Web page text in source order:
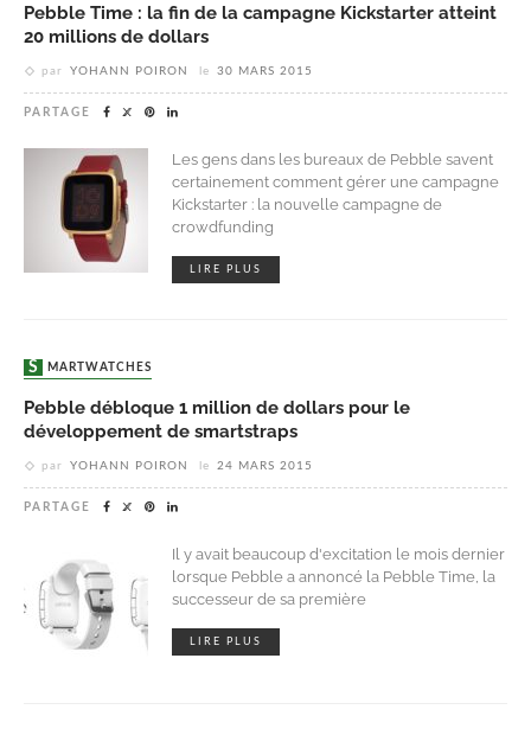
Pebble Time : la fin de la campagne Kickstarter atteint
20 millions de dollars
par YOHANN POIRON le 30 MARS 2015
PARTAGE
Les gens dans les bureaux de Pebble savent
certainement comment gérer une campagne
Kickstarter : la nouvelle campagne de
crowdfunding
LIRE PLUS
SMARTWATCHES
Pebble débloque 1 million de dollars pour le
développement de smartstraps
par YOHANN POIRON le 24 MARS 2015
PARTAGE
Il y avait beaucoup d'excitation le mois dernier
lorsque Pebble a annoncé la Pebble Time, la
successeur de sa première
LIRE PLUS